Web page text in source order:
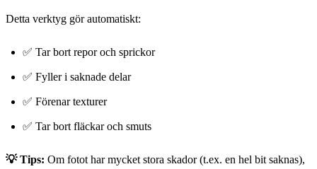
Detta verktyg gör automatiskt:
✅ Tar bort repor och sprickor
✅ Fyller i saknade delar
✅ Förenar texturer
✅ Tar bort fläckar och smuts
💡 Tips: Om fotot har mycket stora skador (t.ex. en hel bit saknas),